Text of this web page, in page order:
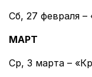
Сб, 27 февраля
МАРТ
Ср, 3 марта –